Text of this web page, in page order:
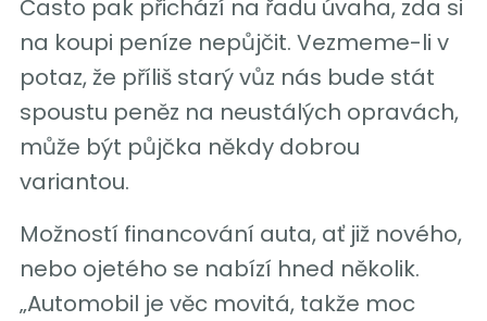
Často pak přichází na řadu úvaha, zda si
na koupi peníze nepůjčit. Vezmeme-li v
potaz, že příliš starý vůz nás bude stát
spoustu peněz na neustálých opravách,
může být půjčka někdy dobrou
variantou.
Možností financování auta, ať již nového,
nebo ojetého se nabízí hned několik.
„Automobil je věc movitá, takže moc